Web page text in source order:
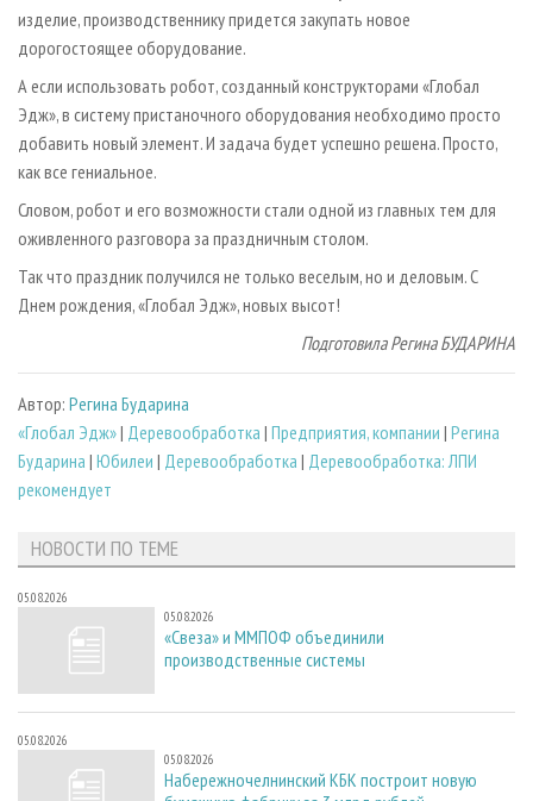
изделие, производственнику придется закупать новое
дорогостоящее оборудование.
А если использовать робот, созданный конструкторами «Глобал
Эдж», в систему пристаночного оборудования необходимо просто
добавить новый элемент. И задача будет успешно решена. Просто,
как все гениальное.
Словом, робот и его возможности стали одной из главных тем для
оживленного разговора за праздничным столом.
Так что праздник получился не только веселым, но и деловым. С
Днем рождения, «Глобал Эдж», новых высот!
Подготовила Регина БУДАРИНА
Автор: Регина Бударина
«Глобал Эдж»| Деревообработка | Предприятия, компании | Регина
Бударина | Юбилеи | Деревообработка | Деревообработка: ЛПИ
рекомендует
НОВОСТИ ПО ТЕМЕ
05.08.2026
05.08.2026
«Свеза» и ММПОФ объединили
производственные системы
05.08.2026
05.08.2026
Набережночелнинский КБК построит новую